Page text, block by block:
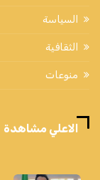
السياسة
الثقافية
منوعات
الاعلي مشاهدة